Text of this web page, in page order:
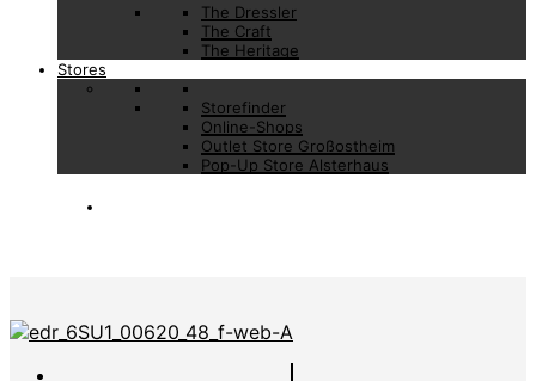
The Dressler
The Craft
The Heritage
Stores
Storefinder
Online-Shops
Outlet Store Großostheim
Pop-Up Store Alsterhaus